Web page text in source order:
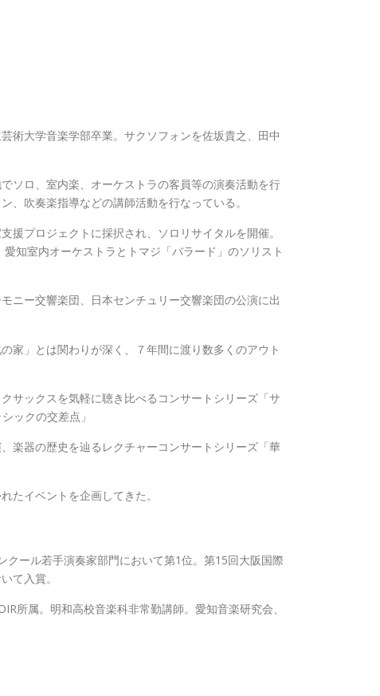
術大学音楽学部卒業。サクソフォンを佐坂貴之、田中
ソロ、室内楽、オーケストラの客員等の演奏活動を行
、吹奏楽指導などの講師活動を行なっている。
援プロジェクトに採択され、ソロリサイタルを開催。
知室内オーケストラとトマジ「バラード」のソリスト
ニー交響楽団、日本センチュリー交響楽団の公演に出
家」とは関わりが深く、７年間に渡り数多くのアウト
サックスを気軽に聴き比べるコンサートシリーズ「サ
ックの交差点」
楽器の歴史を辿るレクチャーコンサートシリーズ「華
たイベントを企画してきた。
クール若手演奏家部門において第1位。第15回大阪国際
て入賞。
所属。明和高校音楽科非常勤講師。愛知音楽研究会、